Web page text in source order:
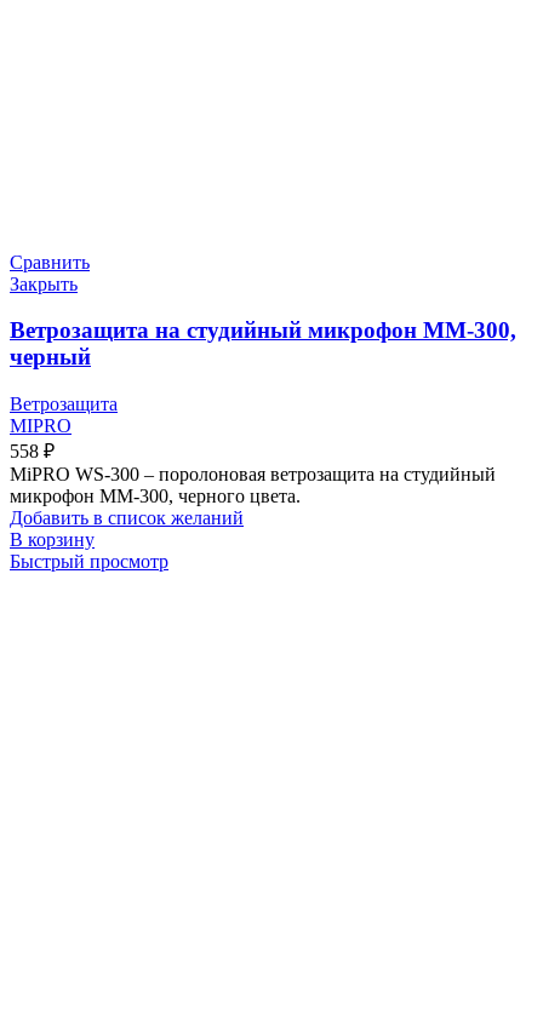
Сравнить
Закрыть
Ветрозащита на студийный микрофон MM-300,
черный
Ветрозащита
MIPRO
558 ₽
MiPRO WS-300 – поролоновая ветрозащита на студийный
микрофон MM-300, черного цвета.
Добавить в список желаний
В корзину
Быстрый просмотр